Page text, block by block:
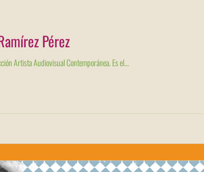
Pérez
Artista Audiovisual Contemporánea. Es el...